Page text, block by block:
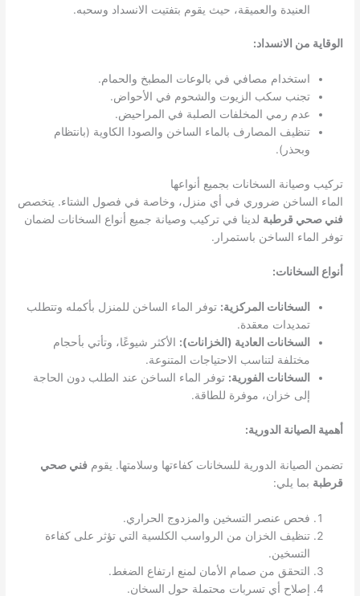
العنيدة والعميقة، حيث يقوم بتفتيت الانسداد وسحبه.
الوقاية من الانسداد:
استخدام مصافي في بالوعات المطبخ والحمام.
تجنب سكب الزيوت والشحوم في الأحواض.
عدم رمي المخلفات الصلبة في المراحيض.
تنظيف المصارف بالماء الساخن والصودا الكاوية (بانتظام
وبحذر).
تركيب وصيانة السخانات بجميع أنواعها
الماء الساخن ضروري في أي منزل، وخاصة في فصول الشتاء. يتخصص
فني صحي قرطبة لدينا في تركيب وصيانة جميع أنواع السخانات لضمان
توفر الماء الساخن باستمرار.
أنواع السخانات:
السخانات المركزية: توفر الماء الساخن للمنزل بأكمله وتتطلب
تمديدات معقدة.
السخانات العادية (الخزانات): الأكثر شيوعًا، وتأتي بأحجام
مختلفة لتناسب الاحتياجات المتنوعة.
السخانات الفورية: توفر الماء الساخن عند الطلب دون الحاجة
إلى خزان، موفرة للطاقة.
أهمية الصيانة الدورية:
تضمن الصيانة الدورية للسخانات كفاءتها وسلامتها. يقومفني صحي
قرطبة بما يلي:
فحص عنصر التسخين والمزدوج الحراري.
تنظيف الخزان من الرواسب الكلسية التي تؤثر على كفاءة
التسخين.
التحقق من صمام الأمان لمنع ارتفاع الضغط.
إصلاح أي تسربات محتملة حول السخان.